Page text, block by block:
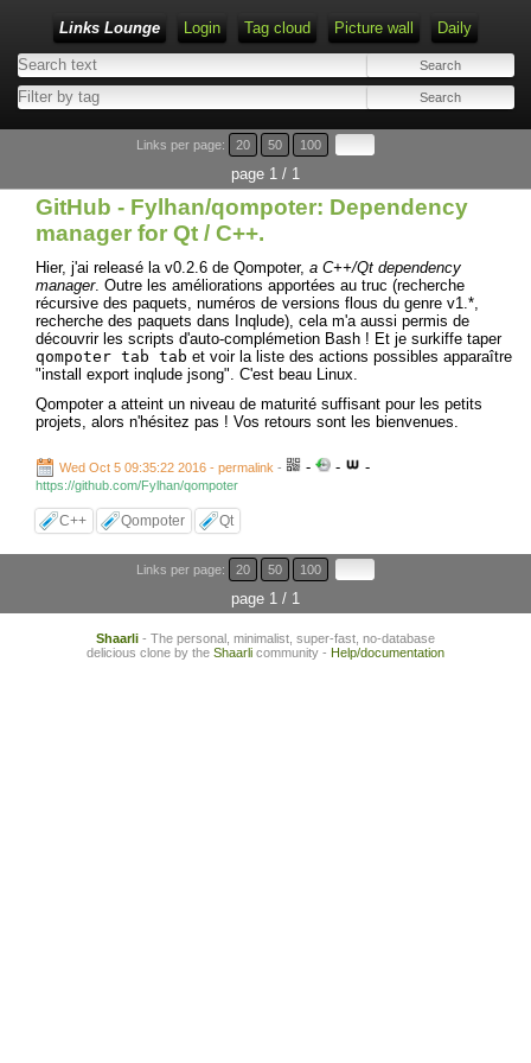
Links Lounge Login Tag cloud Picture wall Daily
Links per page: 20 50 100
page 1 / 1
GitHub - Fylhan/qompoter: Dependency
manager for Qt / C++.
Hier, j'ai releasé la v0.2.6 de Qompoter, a C++/Qt dependency
manager. Outre les améliorations apportées au truc (recherche
récursive des paquets, numéros de versions flous du genre v1.*,
recherche des paquets dans Inqlude), cela m'a aussi permis de
découvrir les scripts d'auto-complémetion Bash ! Et je surkiffe taper
qompoter tab tab et voir la liste des actions possibles apparaître
"install export inqlude jsong". C'est beau Linux.
Qompoter a atteint un niveau de maturité suffisant pour les petits
projets, alors n'hésitez pas ! Vos retours sont les bienvenues.
Wed Oct 5 09:35:22 2016 - permalink - - - -
https://github.com/Fylhan/qompoter
C++ Qompoter Qt
Links per page: 20 50 100
page 1 / 1
Shaarli - The personal, minimalist, super-fast, no-database
delicious clone by the Shaarli community - Help/documentation